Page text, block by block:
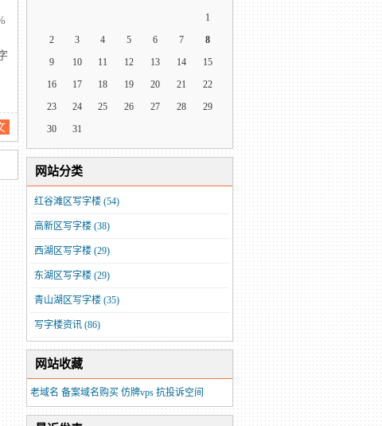
1
2
3 4 5 6 7
8
9
10 11 12 13 14
15
16
17 18 19 20 21
22
23
24 25 26 27 28
29
30
31
网站分类
红谷滩区写字楼 (54)
高新区写字楼 (38)
西湖区写字楼 (29)
东湖区写字楼 (29)
青山湖区写字楼 (35)
写字楼资讯 (86)
网站收藏
老域名 备案域名购买 仿牌vps 抗投诉空间